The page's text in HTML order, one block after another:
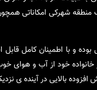
شهرکی امکاناتی
بوده و با اطمینان کامل
خود از آب و هوای
بالایی در آینده ی